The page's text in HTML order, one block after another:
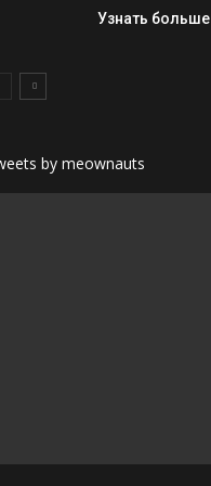
Узнать больше
by meownauts